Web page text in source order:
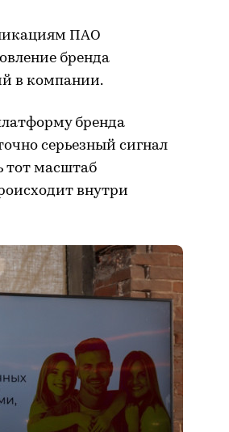
ПАО
бренда
в компании.
бренда
серьезный сигнал
тот масштаб
внутри